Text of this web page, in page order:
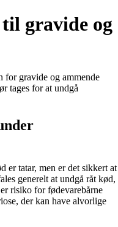
gravide og
for gravide og ammende
tages for at undgå
er tatar, men er det sikkert at
generelt at undgå råt kød,
risiko for fødevarebårne
der kan have alvorlige